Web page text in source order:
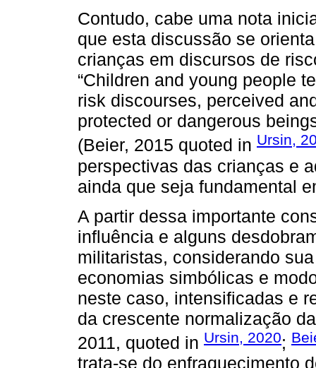
Contudo, cabe uma nota
que esta discussão se
crianças em discursos de
“Children and young people
risk discourses, perceived
protected or dangerous
(Beier, 2015 quoted in Ursin,
perspectivas das crianças e
ainda que seja fundamental
A partir dessa importante
influência e alguns
militaristas, considerando
economias simbólicas e
neste caso, intensificadas e
da crescente normalização
2011, quoted in Ursin, 2020;
trata-se do enfraquecimento